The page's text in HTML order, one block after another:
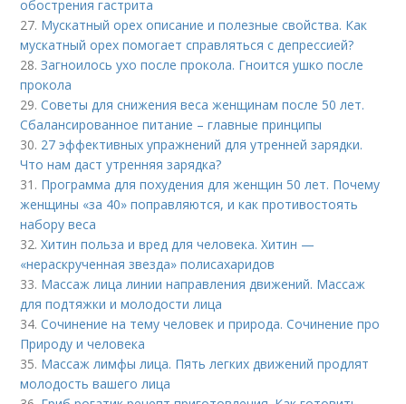
обострения гастрита
27. Мускатный орех описание и полезные свойства. Как
мускатный орех помогает справляться с депрессией?
28.Загноилось ухо после прокола. Гноится ушко после
прокола
29.Советы для снижения веса женщинам после 50 лет.
Сбалансированное питание – главные принципы
30. 27 эффективных упражнений для утренней зарядки.
Что нам даст утренняя зарядка?
31. Программа для похудения для женщин 50 лет. Почему
женщины «за 40» поправляются, и как противостоять
набору веса
32.Хитин польза и вред для человека. Хитин —
«нераскрученная звезда» полисахаридов
33. Массаж лица линии направления движений. Массаж
для подтяжки и молодости лица
34.Сочинение на тему человек и природа. Сочинение про
Природу и человека
35. Массаж лимфы лица. Пять легких движений продлят
молодость вашего лица